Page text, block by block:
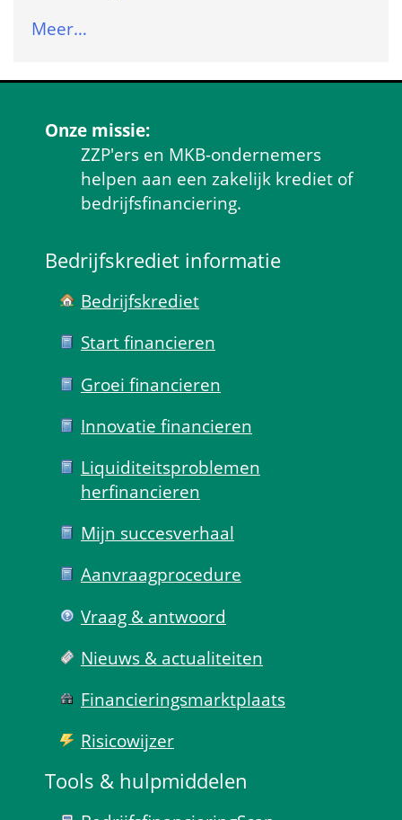
Meer…
Onze missie:
ZZP'ers en MKB-ondernemers
helpen aan een zakelijk krediet of
bedrijfsfinanciering.
Bedrijfskrediet informatie
Bedrijfskrediet
Start financieren
Groei financieren
Innovatie financieren
Liquiditeits­problemen
herfinancieren
Mijn succes­verhaal
Aanvraag­procedure
Vraag & antwoord
Nieuws & actualiteiten
Financierings­markt­plaats
Risico­wijzer
Tools & hulp­middelen